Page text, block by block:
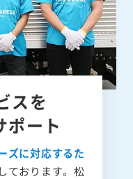
スを
ポート
ズに対応するた
しております。松